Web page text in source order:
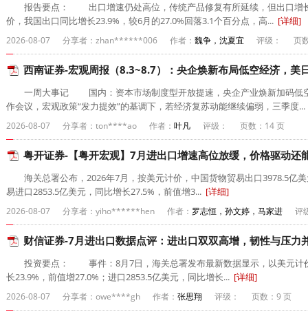
报告要点： 出口增速仍处高位，传统产品修复有所延续，但出口增长
价，我国出口同比增长23.9%，较6月的27.0%回落3.1个百分点，高... [详细]
2026-08-07 分享者：zhan******006 作者： 魏争，沈夏宜 评级： 页
西南证券-宏观周报（8.3~8.7）：央企焕新布局低空经济，美
一周大事记 国内：资本市场制度型开放提速，央企产业焕新加码低空
作会议，宏观政策“发力提效”的基调下，若经济复苏动能继续偏弱，三季度...
2026-08-07 分享者：ton****ao 作者： 叶凡 评级： 页数：14 页
粤开证券-【粤开宏观】7月进出口增速高位放缓，价格驱动还
海关总署公布，2026年7月，按美元计价，中国货物贸易出口3978.5亿美
易进口2853.5亿美元，同比增长27.5%，前值增3... [详细]
2026-08-07 分享者：yiho******hen 作者： 罗志恒，孙文婷，马家进 评
财信证券-7月进出口数据点评：进出口双双高增，韧性与压力
投资要点： 事件：8月7日，海关总署发布最新数据显示，以美元计价
长23.9%，前值增27.0%；进口2853.5亿美元，同比增长... [详细]
2026-08-07 分享者：owe****gh 作者： 张思翔 评级： 页数：9 页